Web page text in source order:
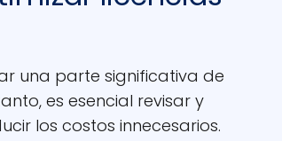
una parte significativa de
es esencial revisar y
los costos innecesarios.